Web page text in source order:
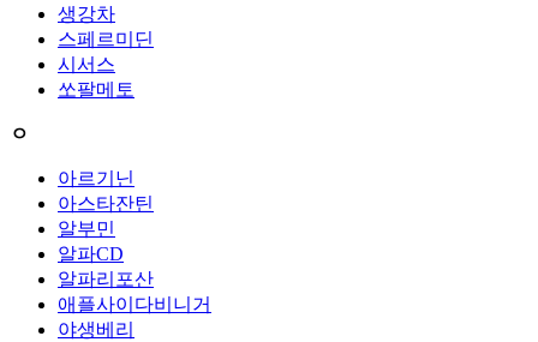
생강차
스페르미딘
시서스
쏘팔메토
ㅇ
아르기닌
아스타잔틴
알부민
알파CD
알파리포산
애플사이다비니거
야생베리